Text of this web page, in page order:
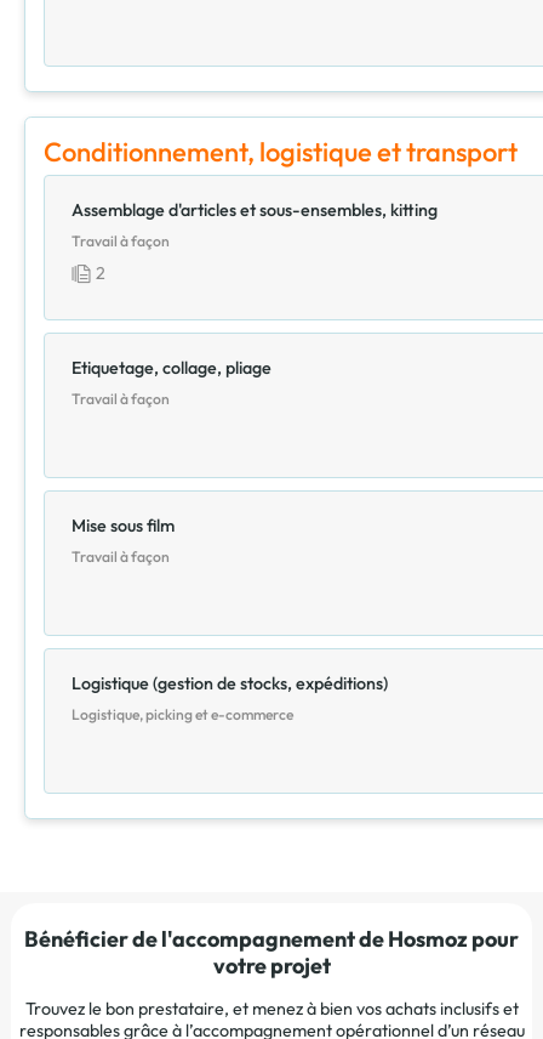
Conditionnement, logistique et transport
Assemblage d'articles et sous-ensembles, kitting
Travail à façon
2
Etiquetage, collage, pliage
Travail à façon
Mise sous film
Travail à façon
Logistique (gestion de stocks, expéditions)
Logistique, picking et e-commerce
Bénéficier de l'accompagnement de Hosmoz pour
votre projet
Trouvez le bon prestataire, et menez à bien vos achats inclusifs et
responsables grâce à l’accompagnement opérationnel d’un réseau